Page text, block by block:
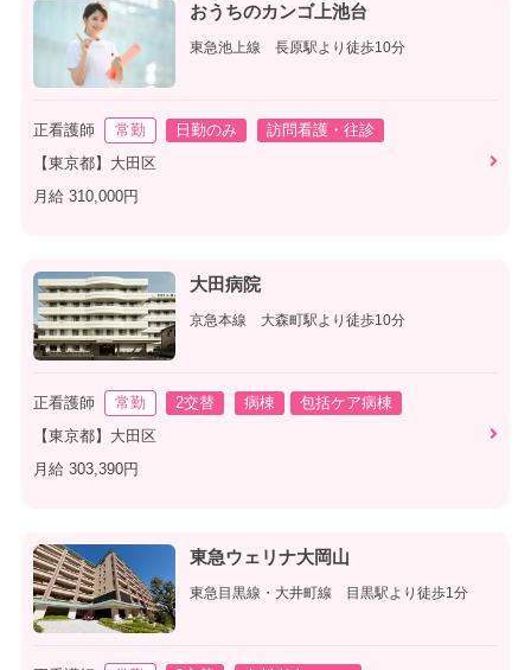
おうちのカンゴ上池台
東急池上線 長原駅より徒歩10分
正看護師 常勤 日勤のみ
訪問看護・往診
【東京都】大田区
月給 310,000円
大田病院
京急本線 大森町駅より徒歩10分
正看護師 常勤 2交替 病棟
包括ケア病棟
【東京都】大田区
月給 303,390円
東急ウェリナ大岡山
東急目黒線・大井町線 目黒駅より徒歩1分